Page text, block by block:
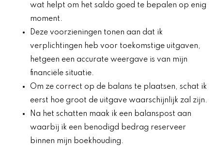
wat helpt om het saldo goed te bepalen op enig
moment.
Deze voorzieningen tonen aan dat ik
verplichtingen heb voor toekomstige uitgaven,
hetgeen een accurate weergave is van mijn
financiële situatie.
Om ze correct op de balans te plaatsen, schat ik
eerst hoe groot de uitgave waarschijnlijk zal zijn.
Na het schatten maak ik een balanspost aan
waarbij ik een benodigd bedrag reserveer
binnen mijn boekhouding.